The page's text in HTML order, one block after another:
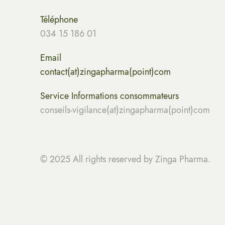
Téléphone
034 15 186 01
Email
contact(at)zingapharma(point)com
Service Informations consommateurs
conseils-vigilance(at)zingapharma(point)com
© 2025 All rights reserved by Zinga Pharma.